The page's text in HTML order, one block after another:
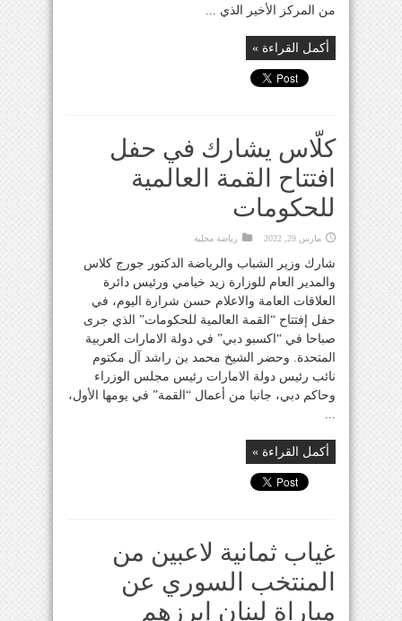
من المركز الأخير الذي ...
أكمل القراءة »
كلّاس يشارك في حفل
افتتاح القمة العالمية
للحكومات
مارس 29, 2022 رياضة محلية
شارك وزير الشباب والرياضة الدكتور جورج كلاس
والمدير العام للوزارة زيد خيامي ورئيس دائرة
العلاقات العامة والاعلام حسن شرارة اليوم، في
حفل إفتتاح “القمة العالمية للحكومات” الذي جرى
صباحا في “اكسبو دبي” في دولة الامارات العربية
المتحدة. وحضر الشيخ محمد بن راشد آل مكتوم
نائب رئيس دولة الامارات رئيس مجلس الوزراء
وحاكم دبي، جانبا من أعمال “القمة” في يومها الأول،
...
أكمل القراءة »
غياب ثمانية لاعبين من
المنتخب السوري عن
مباراة لبنان ابرزهم